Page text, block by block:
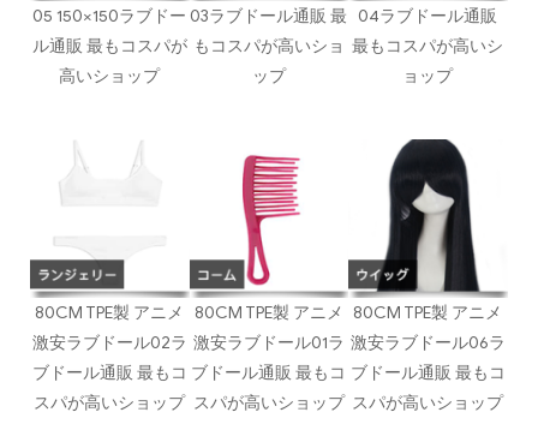
05 150×150ラブドー
ル通販 最もコスパが
高いショップ
03ラブドール通販 最
もコスパが高いショ
ップ
04ラブドール通販
最もコスパが高いシ
ョップ
80CM TPE製 アニメ
激安ラブドール02ラ
ブドール通販 最もコ
スパが高いショップ
80CM TPE製 アニメ
激安ラブドール01ラ
ブドール通販 最もコ
スパが高いショップ
80CM TPE製 アニメ
激安ラブドール06ラ
ブドール通販 最もコ
スパが高いショップ